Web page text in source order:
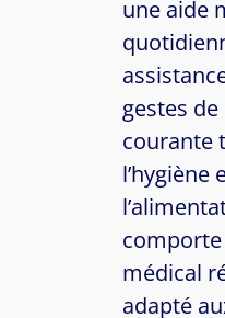
une aide
gestes de
courante
l’hygiène
médical
adapté